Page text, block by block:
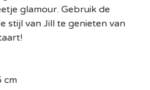
glamour. Gebruik de
stijl van Jill te genieten van
cm